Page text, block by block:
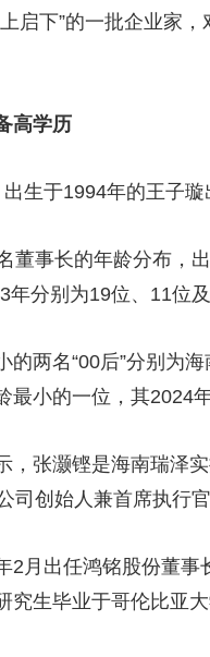
生态环境 一带一路
节目单 栏目 片库
下”的一批企业家，
高学历
于1994年的王子璇出
事长的年龄分布，出
年分别为19位、11位
名“00后”分别为海
最小的一位，其2024
张灏铿是海南瑞泽实
司创始人兼首席执行
出任鸿铭股份董事长
究生毕业于哥伦比亚